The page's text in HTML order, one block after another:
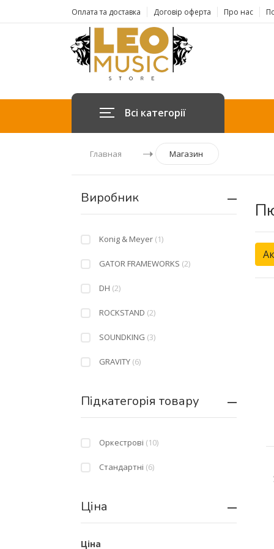
Оплата та доставка Договір оферта Про нас
Всі категорії
Главная Магазин
Виробник
Konig & Meyer (1)
GATOR FRAMEWORKS (2)
DH (2)
ROCKSTAND (2)
SOUNDKING (3)
GRAVITY (6)
Підкатегорія товару
Оркестрові (10)
Стандартні (6)
Ціна
Ціна